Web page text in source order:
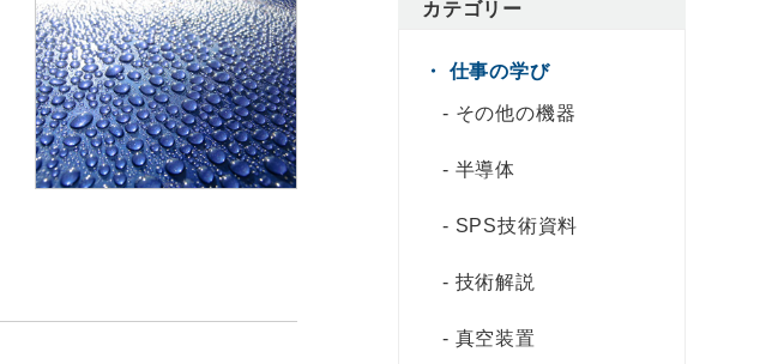
カテゴリー
仕事の学び
その他の機器
半導体
SPS技術資料
技術解説
真空装置